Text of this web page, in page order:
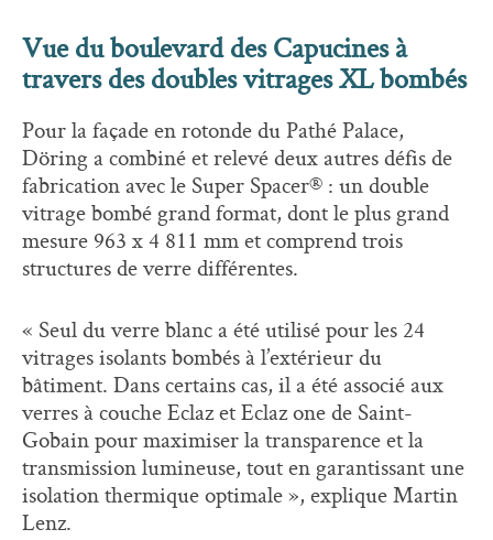
Vue du boulevard des Capucines à
travers des doubles vitrages XL bombés
Pour la façade en rotonde du Pathé Palace,
Döring a combiné et relevé deux autres défis de
fabrication avec le Super Spacer® : un double
vitrage bombé grand format, dont le plus grand
mesure 963 x 4 811 mm et comprend trois
structures de verre différentes.
« Seul du verre blanc a été utilisé pour les 24
vitrages isolants bombés à l’extérieur du
bâtiment. Dans certains cas, il a été associé aux
verres à couche Eclaz et Eclaz one de Saint-
Gobain pour maximiser la transparence et la
transmission lumineuse, tout en garantissant une
isolation thermique optimale », explique Martin
Lenz.